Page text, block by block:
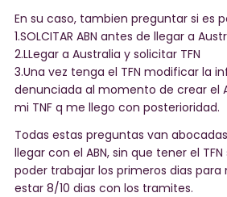
En su caso, tambien preguntar si es
1.SOLCITAR ABN antes de llegar a
2.LLegar a Australia y solicitar TFN
3.Una vez tenga el TFN modificar la
denunciada al momento de crear el
mi TNF q me llego con posterioridad.
Todas estas preguntas van
llegar con el ABN, sin que tener el
poder trabajar los primeros dias
estar 8/10 dias con los tramites.